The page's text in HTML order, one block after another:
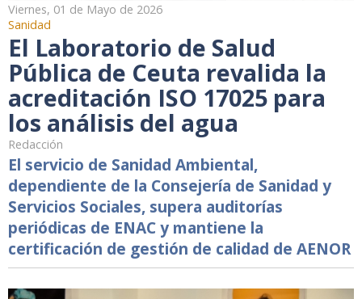
Viernes, 01 de Mayo de 2026
Sanidad
El Laboratorio de Salud
Pública de Ceuta revalida la
acreditación ISO 17025 para
los análisis del agua
Redacción
El servicio de Sanidad Ambiental,
dependiente de la Consejería de Sanidad y
Servicios Sociales, supera auditorías
periódicas de ENAC y mantiene la
certificación de gestión de calidad de AENOR